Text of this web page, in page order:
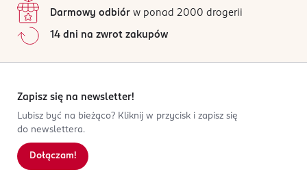
Darmowy odbiór w ponad 2000 drogerii
14 dni na zwrot zakupów
Zapisz się na newsletter!
Lubisz być na bieżąco? Kliknij w przycisk i zapisz się
do newslettera.
Dołączam!